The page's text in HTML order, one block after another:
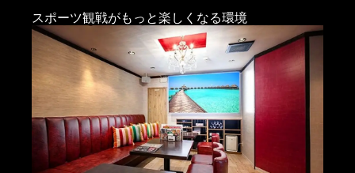
スポーツ観戦がもっと楽しくなる環境